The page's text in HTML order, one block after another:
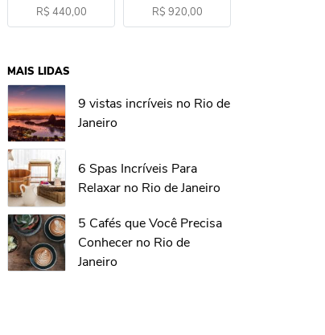
R$ 440,00 R$ 920,00
MAIS LIDAS
9 vistas incríveis no Rio de
Janeiro
6 Spas Incríveis Para
Relaxar no Rio de Janeiro
5 Cafés que Você Precisa
Conhecer no Rio de
Janeiro